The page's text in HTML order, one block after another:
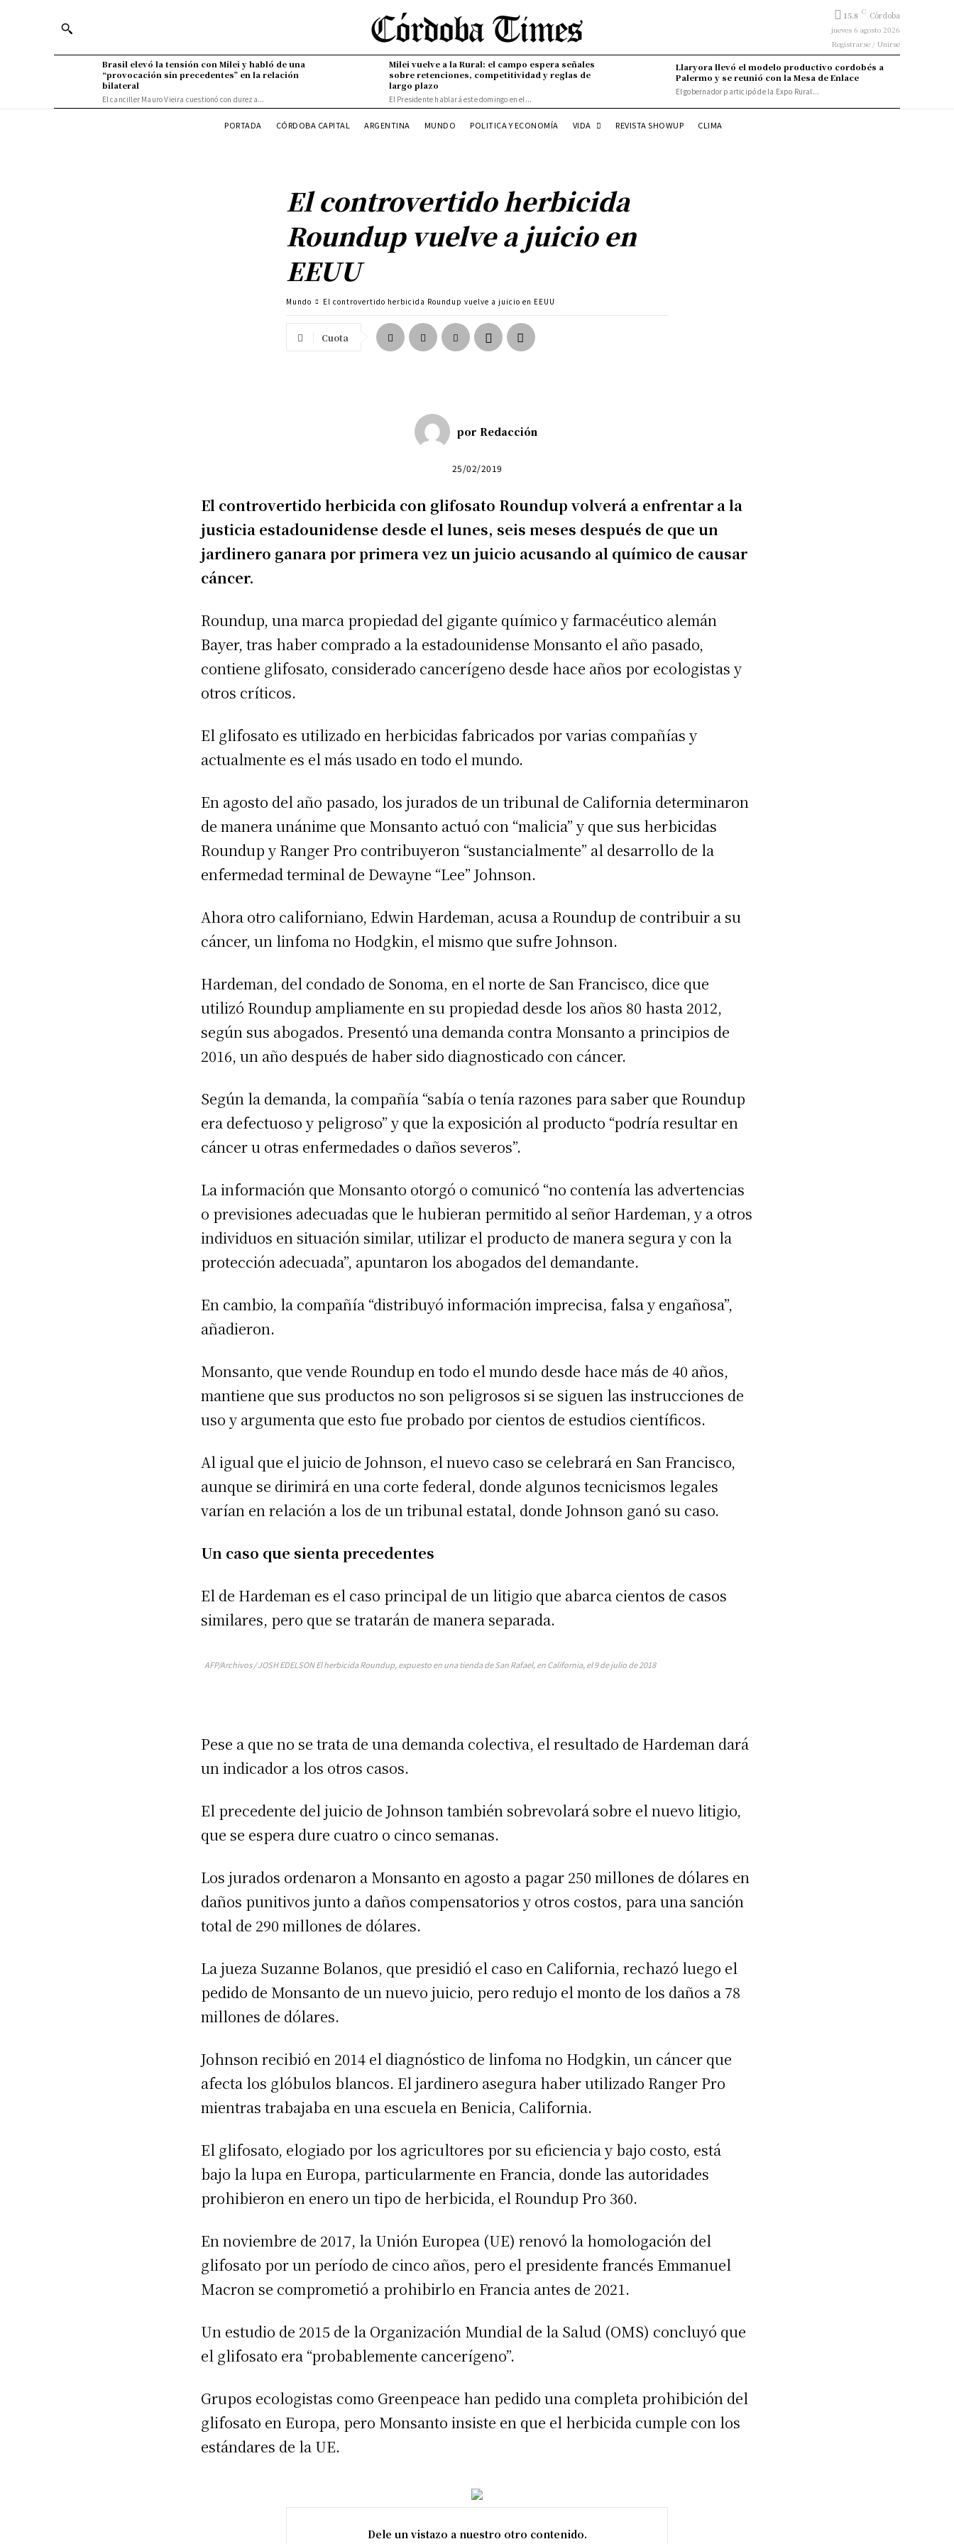
15.8 C Córdoba
jueves 6 agosto 2026
Registrarse / Unirse
Brasil elevó la tensión con Milei y habló de una
“provocación sin precedentes” en la relación
bilateral
El canciller Mauro Vieira cuestionó con dureza...
Milei vuelve a la Rural: el campo espera señales
sobre retenciones, competitividad y reglas de
largo plazo
El Presidente hablará este domingo en el...
Llaryora llevó el modelo productivo cordobés a
Palermo y se reunió con la Mesa de Enlace
El gobernador participó de la Expo Rural...
PORTADA CÓRDOBA CAPITAL ARGENTINA MUNDO POLITICA Y ECONOMÍA VIDA REVISTA SHOWUP CLIMA
El controvertido herbicida
Roundup vuelve a juicio en
EEUU
Mundo El controvertido herbicida Roundup vuelve a juicio en EEUU
Cuota
por Redacción
25/02/2019
El controvertido herbicida con glifosato Roundup volverá a enfrentar a la
justicia estadounidense desde el lunes, seis meses después de que un
jardinero ganara por primera vez un juicio acusando al químico de causar
cáncer.
Roundup, una marca propiedad del gigante químico y farmacéutico alemán
Bayer, tras haber comprado a la estadounidense Monsanto el año pasado,
contiene glifosato, considerado cancerígeno desde hace años por ecologistas y
otros críticos.
El glifosato es utilizado en herbicidas fabricados por varias compañías y
actualmente es el más usado en todo el mundo.
En agosto del año pasado, los jurados de un tribunal de California determinaron
de manera unánime que Monsanto actuó con “malicia” y que sus herbicidas
Roundup y Ranger Pro contribuyeron “sustancialmente” al desarrollo de la
enfermedad terminal de Dewayne “Lee” Johnson.
Ahora otro californiano, Edwin Hardeman, acusa a Roundup de contribuir a su
cáncer, un linfoma no Hodgkin, el mismo que sufre Johnson.
Hardeman, del condado de Sonoma, en el norte de San Francisco, dice que
utilizó Roundup ampliamente en su propiedad desde los años 80 hasta 2012,
según sus abogados. Presentó una demanda contra Monsanto a principios de
2016, un año después de haber sido diagnosticado con cáncer.
Según la demanda, la compañía “sabía o tenía razones para saber que Roundup
era defectuoso y peligroso” y que la exposición al producto “podría resultar en
cáncer u otras enfermedades o daños severos”.
La información que Monsanto otorgó o comunicó “no contenía las advertencias
o previsiones adecuadas que le hubieran permitido al señor Hardeman, y a otros
individuos en situación similar, utilizar el producto de manera segura y con la
protección adecuada”, apuntaron los abogados del demandante.
En cambio, la compañía “distribuyó información imprecisa, falsa y engañosa”,
añadieron.
Monsanto, que vende Roundup en todo el mundo desde hace más de 40 años,
mantiene que sus productos no son peligrosos si se siguen las instrucciones de
uso y argumenta que esto fue probado por cientos de estudios científicos.
Al igual que el juicio de Johnson, el nuevo caso se celebrará en San Francisco,
aunque se dirimirá en una corte federal, donde algunos tecnicismos legales
varían en relación a los de un tribunal estatal, donde Johnson ganó su caso.
Un caso que sienta precedentes
El de Hardeman es el caso principal de un litigio que abarca cientos de casos
similares, pero que se tratarán de manera separada.
AFP/Archivos / JOSH EDELSON El herbicida Roundup, expuesto en una tienda de San Rafael, en California, el 9 de julio de 2018
Pese a que no se trata de una demanda colectiva, el resultado de Hardeman dará
un indicador a los otros casos.
El precedente del juicio de Johnson también sobrevolará sobre el nuevo litigio,
que se espera dure cuatro o cinco semanas.
Los jurados ordenaron a Monsanto en agosto a pagar 250 millones de dólares en
daños punitivos junto a daños compensatorios y otros costos, para una sanción
total de 290 millones de dólares.
La jueza Suzanne Bolanos, que presidió el caso en California, rechazó luego el
pedido de Monsanto de un nuevo juicio, pero redujo el monto de los daños a 78
millones de dólares.
Johnson recibió en 2014 el diagnóstico de linfoma no Hodgkin, un cáncer que
afecta los glóbulos blancos. El jardinero asegura haber utilizado Ranger Pro
mientras trabajaba en una escuela en Benicia, California.
El glifosato, elogiado por los agricultores por su eficiencia y bajo costo, está
bajo la lupa en Europa, particularmente en Francia, donde las autoridades
prohibieron en enero un tipo de herbicida, el Roundup Pro 360.
En noviembre de 2017, la Unión Europea (UE) renovó la homologación del
glifosato por un período de cinco años, pero el presidente francés Emmanuel
Macron se comprometió a prohibirlo en Francia antes de 2021.
Un estudio de 2015 de la Organización Mundial de la Salud (OMS) concluyó que
el glifosato era “probablemente cancerígeno”.
Grupos ecologistas como Greenpeace han pedido una completa prohibición del
glifosato en Europa, pero Monsanto insiste en que el herbicida cumple con los
estándares de la UE.
Dele un vistazo a nuestro otro contenido.